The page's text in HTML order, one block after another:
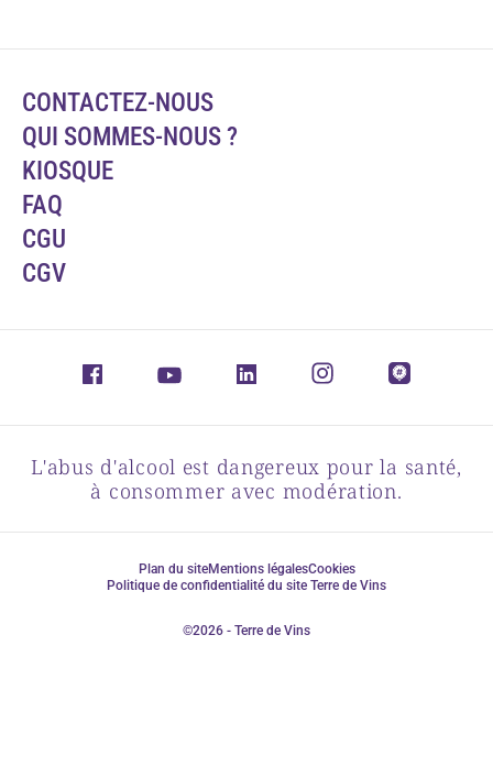
CONTACTEZ-NOUS
QUI SOMMES-NOUS ?
KIOSQUE
FAQ
CGU
CGV
L'abus d'alcool est dangereux pour la santé,
à consommer avec modération.
Plan du siteMentions légalesCookies
Politique de confidentialité du site Terre de Vins
©2026 - Terre de Vins